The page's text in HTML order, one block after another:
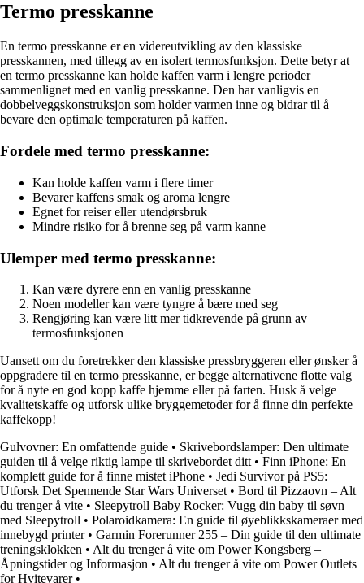
Termo presskanne
En termo presskanne er en videreutvikling av den klassiske
presskannen, med tillegg av en isolert termosfunksjon. Dette betyr at
en termo presskanne kan holde kaffen varm i lengre perioder
sammenlignet med en vanlig presskanne. Den har vanligvis en
dobbelveggskonstruksjon som holder varmen inne og bidrar til å
bevare den optimale temperaturen på kaffen.
Fordele med termo presskanne:
Kan holde kaffen varm i flere timer
Bevarer kaffens smak og aroma lengre
Egnet for reiser eller utendørsbruk
Mindre risiko for å brenne seg på varm kanne
Ulemper med termo presskanne:
Kan være dyrere enn en vanlig presskanne
Noen modeller kan være tyngre å bære med seg
Rengjøring kan være litt mer tidkrevende på grunn av
termosfunksjonen
Uansett om du foretrekker den klassiske pressbryggeren eller ønsker å
oppgradere til en termo presskanne, er begge alternativene flotte valg
for å nyte en god kopp kaffe hjemme eller på farten. Husk å velge
kvalitetskaffe og utforsk ulike bryggemetoder for å finne din perfekte
kaffekopp!
Gulvovner: En omfattende guide • Skrivebordslamper: Den ultimate
guiden til å velge riktig lampe til skrivebordet ditt • Finn iPhone: En
komplett guide for å finne mistet iPhone • Jedi Survivor på PS5:
Utforsk Det Spennende Star Wars Universet • Bord til Pizzaovn – Alt
du trenger å vite • Sleepytroll Baby Rocker: Vugg din baby til søvn
med Sleepytroll • Polaroidkamera: En guide til øyeblikkskameraer med
innebygd printer• Garmin Forerunner 255 – Din guide til den ultimate
treningsklokken • Alt du trenger å vite om Power Kongsberg –
Åpningstider og Informasjon • Alt du trenger å vite om Power Outlets
for Hvitevarer•